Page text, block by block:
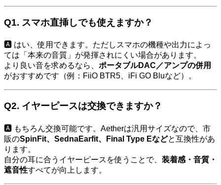
Q1. スマホ直挿しでも使えますか？
🅰️ はい、使用できます。ただしスマホの機種や出力によっ
ては「本来の音質」が発揮されにくい場合があります。
より良い音を求めるなら、 ポータブルDAC／アンプの併用
がおすすめです（例：FiiO BTR5、iFi GO Bluなど）。
Q2. イヤーピースは交換できますか？
🅰️ もちろん交換可能です。Aetherは汎用サイズなので、市
販のSpinFit、SednaEarfit、Final Type Eなどと互換性があ
ります。
自分の耳に合うイヤーピースを使うことで、 装着感・音質・
遮音性すべてが向上します。